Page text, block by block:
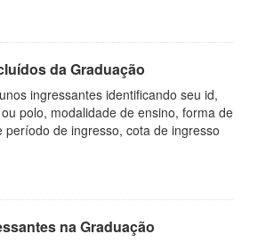
da Graduação
ingressantes identificando seu id,
polo, modalidade de ensino, forma de
período de ingresso, cota de ingresso
na Graduação